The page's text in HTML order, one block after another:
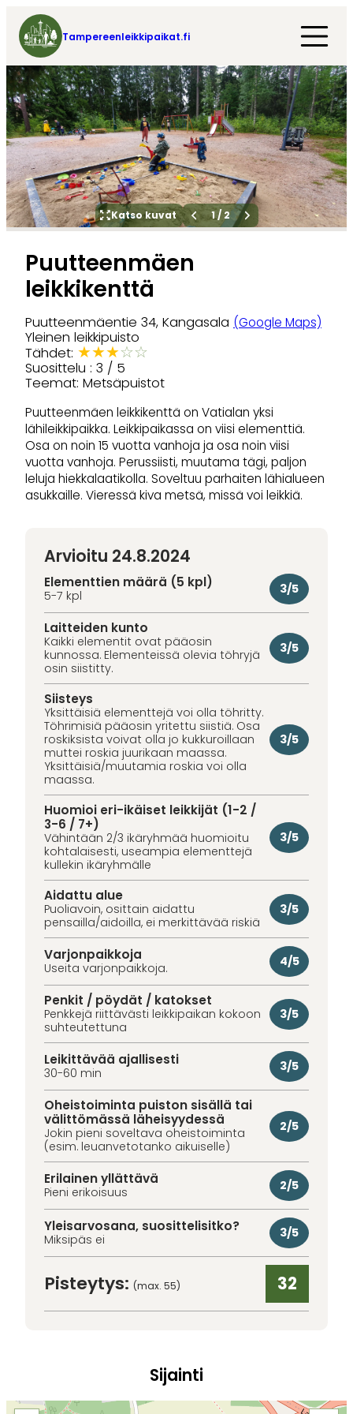
Tampereenleikkipaikat.fi
Katso kuvat 1/ 2
Puutteenmäen
leikkikenttä
Puutteenmäentie 34, Kangasala (Google Maps)
Yleinen leikkipuisto
Tähdet: ★★★☆☆
Suosittelu : 3 / 5
Teemat: Metsäpuistot
Puutteenmäen leikkikenttä on Vatialan yksi
lähileikkipaikka. Leikkipaikassa on viisi elementtiä.
Osa on noin 15 vuotta vanhoja ja osa noin viisi
vuotta vanhoja. Perussiisti, muutama tägi, paljon
leluja hiekkalaatikolla. Soveltuu parhaiten lähialueen
asukkaille. Vieressä kiva metsä, missä voi leikkiä.
Arvioitu 24.8.2024
Elementtien määrä (5 kpl)
5-7 kpl 3/5
Laitteiden kunto
Kaikki elementit ovat pääosin
kunnossa. Elementeissä olevia töhryjä
osin siistitty.
3/5
Siisteys
Yksittäisiä elementtejä voi olla töhritty.
Töhrimisiä pääosin yritettu siistiä. Osa
roskiksista voivat olla jo kukkuroillaan
muttei roskia juurikaan maassa.
Yksittäisiä/muutamia roskia voi olla
maassa.
3/5
Huomioi eri-ikäiset leikkijät (1-2 /
3-6 / 7+)
Vähintään 2/3 ikäryhmää huomioitu
kohtalaisesti, useampia elementtejä
kullekin ikäryhmälle
3/5
Aidattu alue
Puoliavoin, osittain aidattu
pensailla/aidoilla, ei merkittävää riskiä
3/5
Varjonpaikkoja
Useita varjonpaikkoja. 4/5
Penkit / pöydät / katokset
Penkkejä riittävästi leikkipaikan kokoon
suhteutettuna
3/5
Leikittävää ajallisesti
30-60 min 3/5
Oheistoiminta puiston sisällä tai
välittömässä läheisyydessä
Jokin pieni soveltava oheistoiminta
(esim. leuanvetotanko aikuiselle)
2/5
Erilainen yllättävä
Pieni erikoisuus 2/5
Yleisarvosana, suosittelisitko?
Miksipäs ei 3/5
Pisteytys: (max. 55) 32
Sijainti